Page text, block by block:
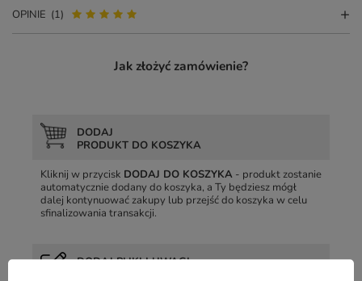
OPINIE (1)
Jak złożyć zamówienie?
DODAJ
PRODUKT DO KOSZYKA
Kliknij w przycisk DODAJ DO KOSZYKA - produkt zostanie
automatycznie dodany do koszyka, a Ty będziesz mógł
dalej kontynuować zakupy lub przejść do koszyka w celu
sfinalizowania transakcji.
DODAJ PLIKI I UWAGI